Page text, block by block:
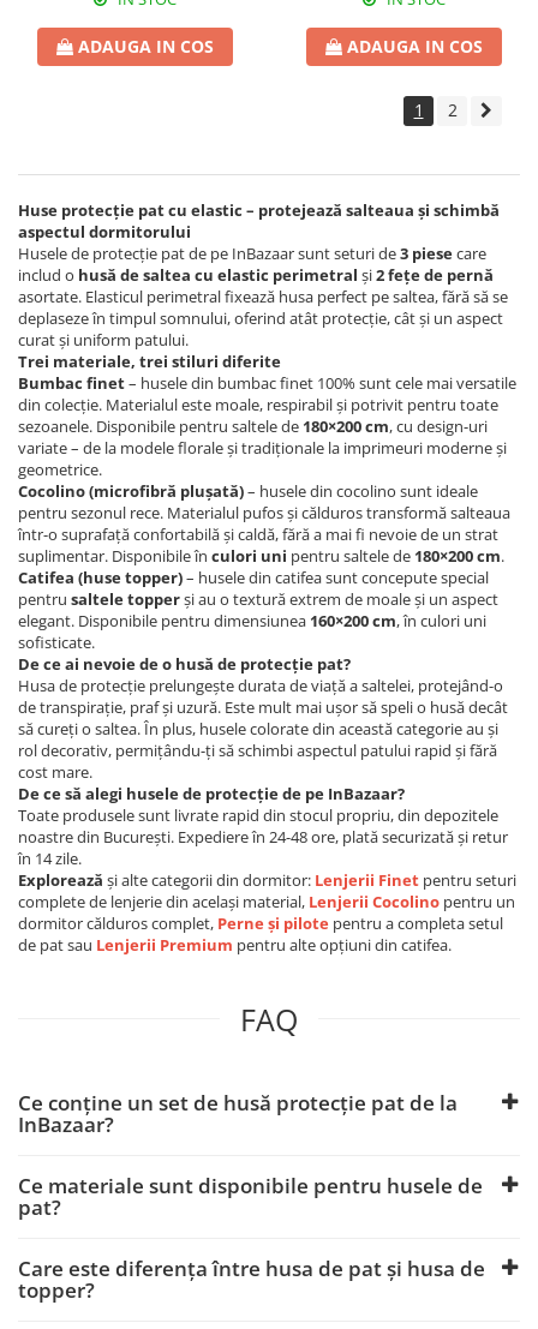
ADAUGA IN COS ADAUGA IN COS
1 2
Huse protecție pat cu elastic – protejează salteaua și schimbă
aspectul dormitorului
Husele de protecție pat de pe InBazaar sunt seturi de3 piesecare
includ o husă de saltea cu elastic perimetral și2 fețe de pernă
asortate. Elasticul perimetral fixează husa perfect pe saltea, fără să se
deplaseze în timpul somnului, oferind atât protecție, cât și un aspect
curat și uniform patului.
Trei materiale, trei stiluri diferite
Bumbac finet– husele din bumbac finet 100% sunt cele mai versatile
din colecție. Materialul este moale, respirabil și potrivit pentru toate
sezoanele. Disponibile pentru saltele de 180×200 cm, cu design-uri
variate – de la modele florale și tradiționale la imprimeuri moderne și
geometrice.
Cocolino (microfibră plușată)– husele din cocolino sunt ideale
pentru sezonul rece. Materialul pufos și călduros transformă salteaua
într-o suprafață confortabilă și caldă, fără a mai fi nevoie de un strat
suplimentar. Disponibile în culori uni pentru saltele de 180×200 cm.
Catifea (huse topper)– husele din catifea sunt concepute special
pentru saltele topperși au o textură extrem de moale și un aspect
elegant. Disponibile pentru dimensiunea 160×200 cm, în culori uni
sofisticate.
De ce ai nevoie de o husă de protecție pat?
Husa de protecție prelungește durata de viață a saltelei, protejând-o
de transpirație, praf și uzură. Este mult mai ușor să speli o husă decât
să cureți o saltea. În plus, husele colorate din această categorie au și
rol decorativ, permițându-ți să schimbi aspectul patului rapid și fără
cost mare.
De ce să alegi husele de protecție de pe InBazaar?
Toate produsele sunt livrate rapid din stocul propriu, din depozitele
noastre din București. Expediere în 24-48 ore, plată securizată și retur
în 14 zile.
Explorează și alte categorii din dormitor: Lenjerii Finet pentru seturi
complete de lenjerie din același material, Lenjerii Cocolino pentru un
dormitor călduros complet, Perne și pilote pentru a completa setul
de pat sau Lenjerii Premium pentru alte opțiuni din catifea.
FAQ
Ce conține un set de husă protecție pat de la
InBazaar?
Ce materiale sunt disponibile pentru husele de
pat?
Care este diferența între husa de pat și husa de
topper?